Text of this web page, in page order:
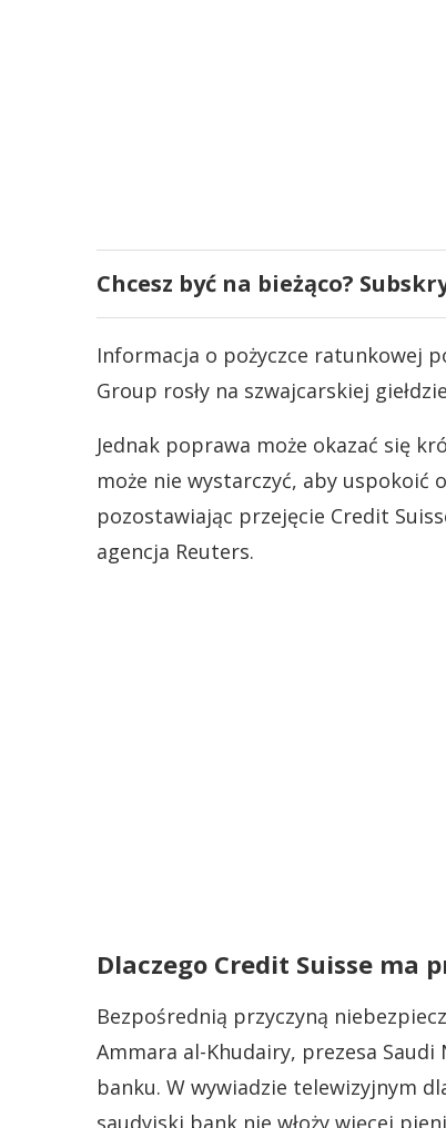
Chcesz być na bieżąco?
Informacja o pożyczce ratunkowej
Group rosły na szwajcarskiej
Jednak poprawa może okazać się
może nie wystarczyć, aby uspokoić
pozostawiając przejęcie Credit
agencja Reuters.
Dlaczego Credit Suisse ma
Bezpośrednią przyczyną
Ammara al-Khudairy, prezesa
banku. W wywiadzie telewizyjnym
saudyjski bank nie włoży więcej